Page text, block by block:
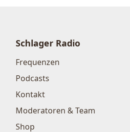
Schlager Radio
Frequenzen
Podcasts
Kontakt
Moderatoren & Team
Shop